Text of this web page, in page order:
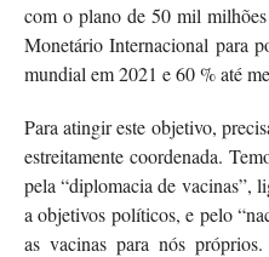
com o plano de 50 mil
Monetário Internacional para
mundial em 2021 e 60 % até
Para atingir este objetivo,
estreitamente coordenada.
pela “diplomacia de vacinas”,
a objetivos políticos, e pelo
as vacinas para nós